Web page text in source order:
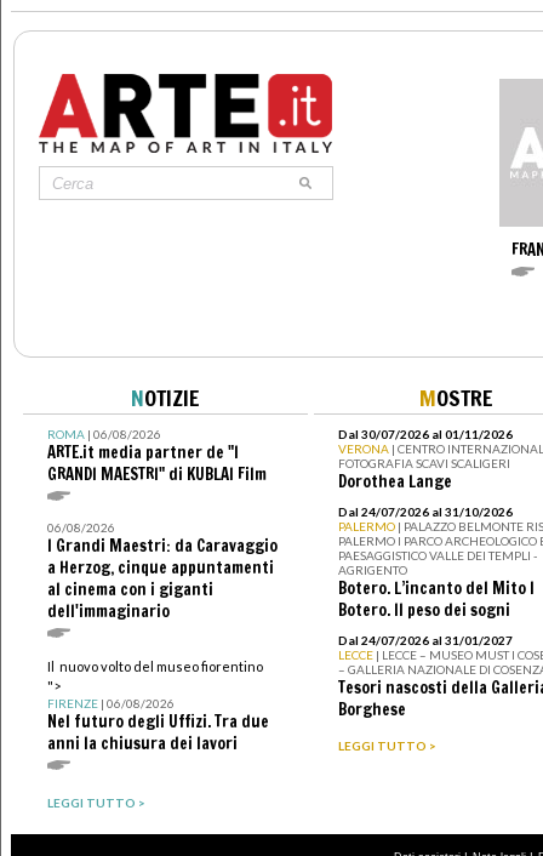
NOTIZIE
ROMA| 06/08/2026
ARTE.it media partner de "I
GRANDI MAESTRI" di KUBLAI Film
06/08/2026
I Grandi Maestri: da Caravaggio
a Herzog, cinque appuntamenti
al cinema con i giganti
dell'immaginario
Il nuovo volto del museo fiorentino
">
FIRENZE| 06/08/2026
Nel futuro degli Uffizi. Tra due
anni la chiusura dei lavori
LEGGI TUTTO >
MOSTRE
Dal 30/07/2026 al 01/11/2026
VERONA | CENTRO
FOTOGRAFIA SCAVI SCALIGERI
Dorothea Lange
Dal 24/07/2026 al 31/10/2026
PALERMO | PALAZZO BELMONTE
PALERMO I PARCO ARCHEOLOGICO
PAESAGGISTICO VALLE DEI TEMPLI -
AGRIGENTO
Botero. L’incanto del Mito I
Botero. Il peso dei sogni
Dal 24/07/2026 al 31/01/2027
LECCE | LECCE – MUSEO MUST I
– GALLERIA NAZIONALE DI
Tesori nascosti della
Borghese
LEGGI TUTTO >